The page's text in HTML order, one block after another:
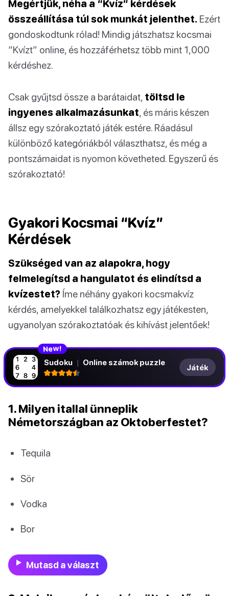
Megértjük, néha a “Kvíz” kérdések
összeállítása túl sok munkát jelenthet. Ezért
gondoskodtunk rólad! Mindig játszhatsz kocsmai
“Kvízt” online, és hozzáférhetsz több mint 1,000
kérdéshez.
Csak gyűjtsd össze a barátaidat, töltsd le
ingyenes alkalmazásunkat, és máris készen
állsz egy szórakoztató játék estére. Ráadásul
különböző kategóriákból választhatsz, és még a
pontszámaidat is nyomon követheted. Egyszerű és
szórakoztató!
Gyakori Kocsmai “Kvíz”
Kérdések
Szükséged van az alapokra, hogy
felmelegítsd a hangulatot és elindítsd a
kvízestet? Íme néhány gyakori kocsmakvíz
kérdés, amelyekkel találkozhatsz egy játékesten,
ugyanolyan szórakoztatóak és kihívást jelentőek!
New!
Sudoku | Online számok puzzle
Játék
1. Milyen itallal ünneplik
Németországban az Oktoberfestet?
Tequila
Sör
Vodka
Bor
Mutasd a választ